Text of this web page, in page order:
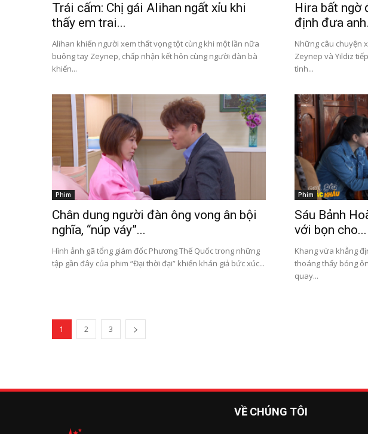
Trái cấm: Chị gái Alihan ngất xỉu khi
thấy em trai...
Alihan khiến người xem thất vọng tột cùng khi một lần nữa
buông tay Zeynep, chấp nhận kết hôn cùng người đàn bà
khiến...
Hira bất ngờ
định đưa
Những câu chuyện
Zeynep và Yildiz
tình...
Phim
Chân dung người đàn ông vong ân bội
nghĩa, “núp váy”...
Hình ảnh gã tổng giám đốc Phương Thế Quốc trong những
tập gần đây của phim “Đại thời đại” khiến khán giả bức xúc...
Phim
Sáu Bảnh
với bọn cho...
Khang vừa khẳng
thoáng thấy bóng
quay...
1 2 3
VỀ CHÚNG TÔI